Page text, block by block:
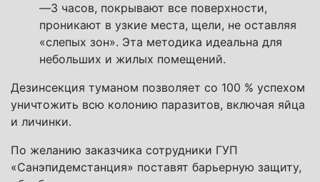
—3 часов, покрывают все поверхности,
проникают в узкие места, щели, не оставляя
«слепых зон». Эта методика идеальна для
небольших и жилых помещений.
Дезинсекция туманом позволяет со 100 % успехом
уничтожить всю колонию паразитов, включая яйца
и личинки.
По желанию заказчика сотрудники ГУП
«Санэпидемстанция» поставят барьерную защиту,